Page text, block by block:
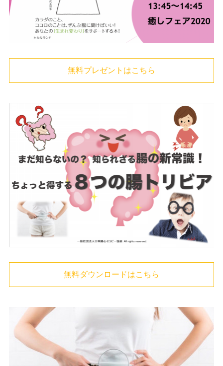
無料プレゼントはこちら
無料ダウンロードはこちら